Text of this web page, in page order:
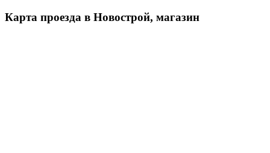
Карта проезда в Новострой, магазин